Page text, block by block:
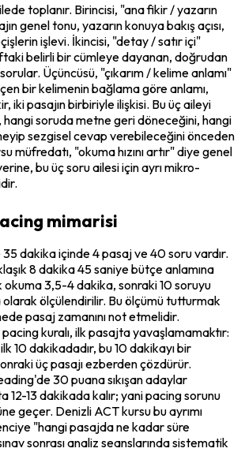
toplanır. Birincisi, "ana fikir / yazarın
genel tonu, yazarın konuya bakış açısı,
işlevi. İkincisi, "detay / satır içi"
belirli bir cümleye dayanan, doğrudan
Üçüncüsü, "çıkarım / kelime anlamı"
bir kelimenin bağlama göre anlamı,
iki pasajın birbiriyle ilişkisi. Bu üç aileyi
hangi soruda metne geri döneceğini, hangi
sezgisel cevap verebileceğini önceden
müfredatı, "okuma hızını artır" diye genel
bu üç soru ailesi için ayrı mikro-
mimarisi
dakika içinde 4 pasaj ve 40 soru vardır.
8 dakika 45 saniye bütçe anlamına
okuma 3,5-4 dakika, sonraki 10 soruyu
ölçülendirilir. Bu ölçümü tutturmak
pasaj zamanını not etmelidir.
kuralı, ilk pasajta yavaşlamamaktır:
10 dakikadadır, bu 10 dakikayı bir
üç pasajı ezberden çözdürür.
30 puana sıkışan adaylar
12-13 dakikada kalır; yani pacing sorunu
geçer. Denizli ACT kursu bu ayrımı
"hangi pasajda ne kadar süre
sonrası analiz seanslarında sistematik